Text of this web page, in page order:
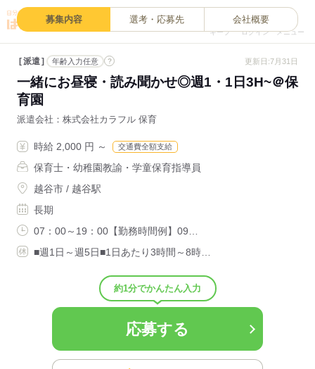
キープ ログイン メニュー
募集内容 選考・応募先 会社概要
派遣 年齢入力任意 ? 更新日:7月31日
一緒にお昼寝・読み聞かせ◎週1・1日3H~＠保
育園
派遣会社 株式会社カラフル 保育
時給 2,000 円 ～ 交通費全額支給
保育士・幼稚園教諭・学童保育指導員
越谷市 / 越谷駅
長期
07：00～19：00【勤務時間例】09…
■週1日～週5日■1日あたり3時間～8時…
約1分でかんたん入力
応募する